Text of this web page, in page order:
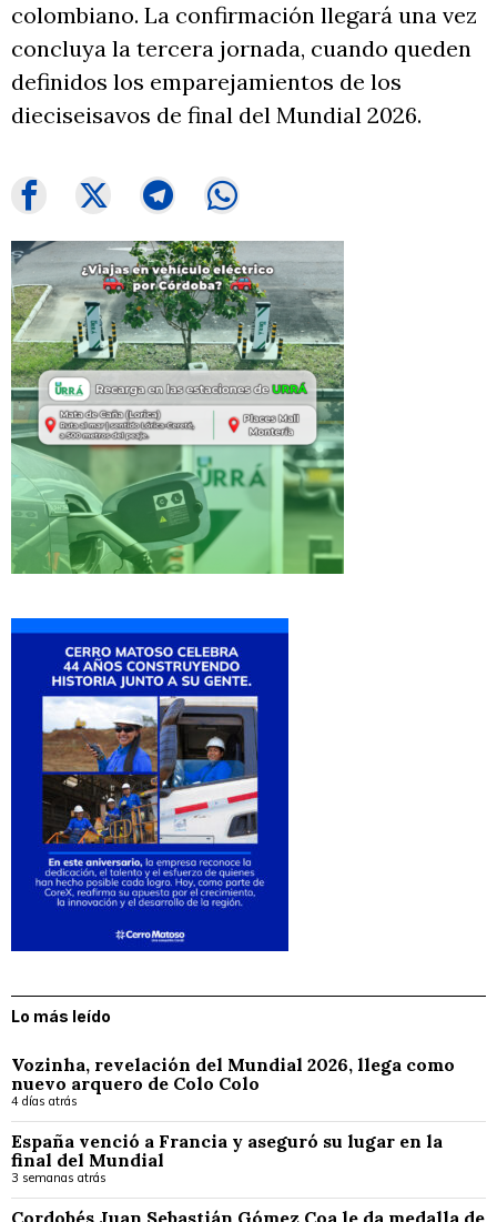
colombiano. La confirmación llegará una vez
concluya la tercera jornada, cuando queden
definidos los emparejamientos de los
dieciseisavos de final del Mundial 2026.
Lo más leído
Vozinha, revelación del Mundial 2026, llega como
nuevo arquero de Colo Colo
4 días atrás
España venció a Francia y aseguró su lugar en la
final del Mundial
3 semanas atrás